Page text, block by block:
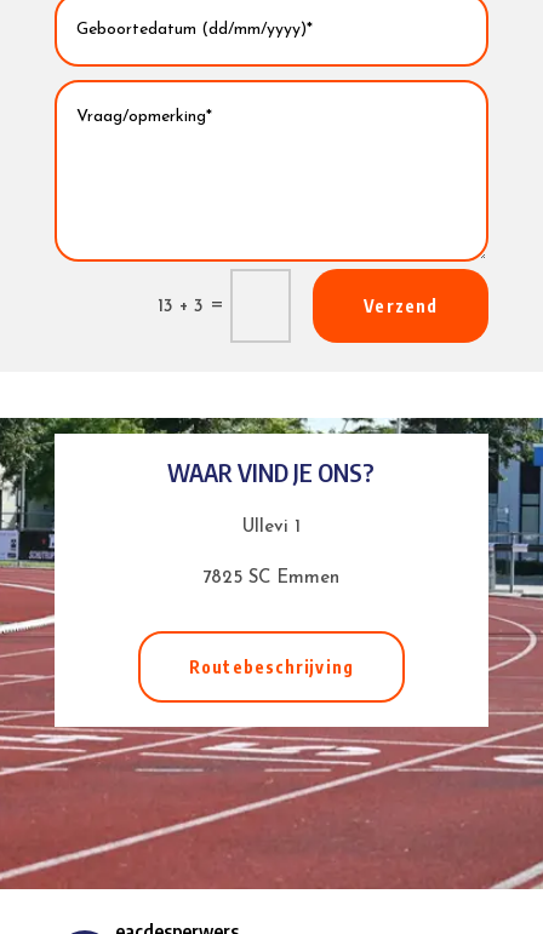
13 + 3 = Verzend
WAAR VIND JE ONS?
Ullevi 1
7825 SC Emmen
Routebeschrijving